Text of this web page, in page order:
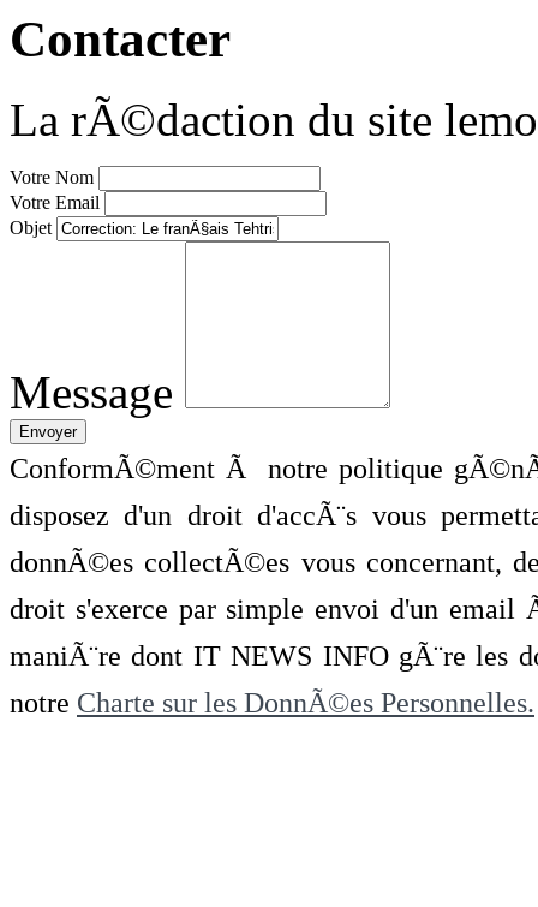
Contacter
La rÃ©daction du site
Votre Nom
Votre Email
Objet
Message
ConformÃ©ment Ã notre politique
disposez d'un droit d'accÃ¨s vous
donnÃ©es collectÃ©es vous concernant,
droit s'exerce par simple envoi d'un
maniÃ¨re dont IT NEWS INFO gÃ¨re les
notre Charte sur les DonnÃ©es Personnelles.